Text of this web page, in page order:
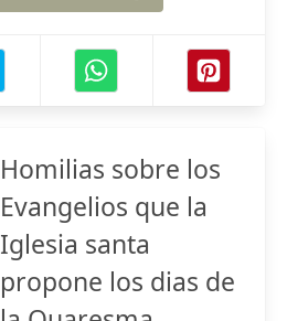
Homilias sobre los
Evangelios que la
Iglesia santa
propone los dias de